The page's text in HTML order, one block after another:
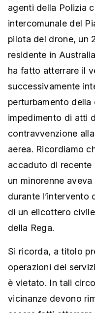
agenti della Polizia
intercomunale del
pilota del drone, un
residente in
ha fatto atterrare il
successivamente
perturbamento
impedimento di atti
contravvenzione
aerea. Ricordiamo
accaduto di
un minorenne
durante l’intervento
di un elicottero
della Rega.
Si ricorda, a titolo
operazioni dei
è vietato. In tali
vicinanze devono